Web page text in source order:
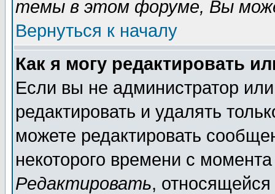
темы в этом форуме, Вы
Вернуться к началу
Как я могу редактировать
Если вы не администратор
редактировать и удалять
можете редактировать
некоторого времени с
Редактировать,